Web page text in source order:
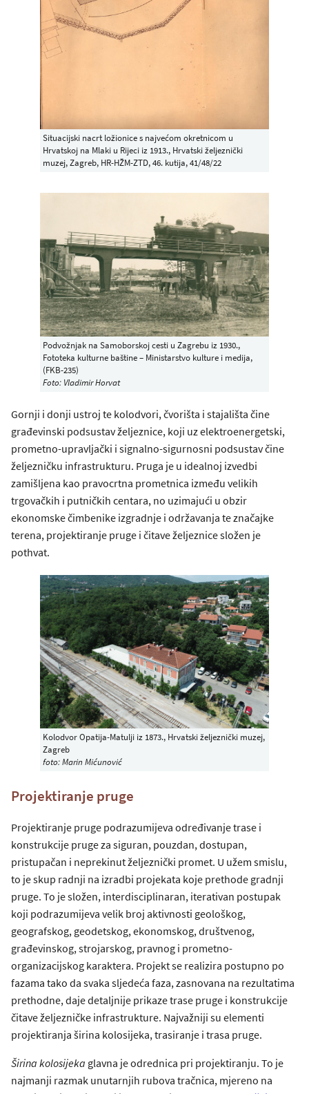
Situacijski nacrt ložionice s najvećom okretnicom u
Hrvatskoj na Mlaki u Rijeci iz 1913., Hrvatski željeznički
muzej, Zagreb, HR-HŽM-ZTD, 46. kutija, 41/48/22
Podvožnjak na Samoborskoj cesti u Zagrebu iz 1930.,
Fototeka kulturne baštine – Ministarstvo kulture i medija,
(FKB-235)
Foto: Vladimir Horvat
Gornji i donji ustroj te kolodvori, čvorišta i stajališta čine
građevinski podsustav željeznice, koji uz elektroenergetski,
prometno-upravljački i signalno-sigurnosni podsustav čine
željezničku infrastrukturu. Pruga je u idealnoj izvedbi
zamišljena kao pravocrtna prometnica između velikih
trgovačkih i putničkih centara, no uzimajući u obzir
ekonomske čimbenike izgradnje i održavanja te značajke
terena, projektiranje pruge i čitave željeznice složen je
pothvat.
Kolodvor Opatija-Matulji iz 1873., Hrvatski željeznički muzej,
Zagreb
foto: Marin Mićunović
Projektiranje pruge
Projektiranje pruge podrazumijeva određivanje trase i
konstrukcije pruge za siguran, pouzdan, dostupan,
pristupačan i neprekinut željeznički promet. U užem smislu,
to je skup radnji na izradbi projekata koje prethode gradnji
pruge. To je složen, interdisciplinaran, iterativan postupak
koji podrazumijeva velik broj aktivnosti geološkog,
geografskog, geodetskog, ekonomskog, društvenog,
građevinskog, strojarskog, pravnog i prometno-
organizacijskog karaktera. Projekt se realizira postupno po
fazama tako da svaka sljedeća faza, zasnovana na rezultatima
prethodne, daje detaljnije prikaze trase pruge i konstrukcije
čitave željezničke infrastrukture. Najvažniji su elementi
projektiranja širina kolosijeka, trasiranje i trasa pruge.
Širina kolosijeka glavna je odrednica pri projektiranju. To je
najmanji razmak unutarnjih rubova tračnica, mjereno na